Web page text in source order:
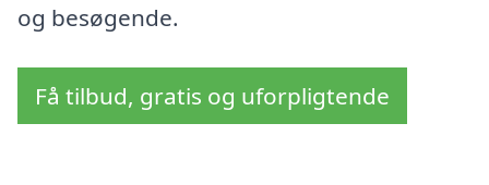
og besøgende.
Få tilbud, gratis og uforpligtende